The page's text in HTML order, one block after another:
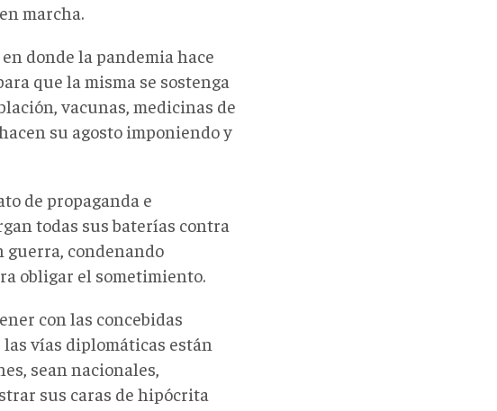
marcha.
donde la pandemia hace
que la misma se sostenga
vacunas, medicinas de
su agosto imponiendo y
de propaganda e
todas sus baterías contra
guerra, condenando
obligar el sometimiento.
con las concebidas
las vías diplomáticas están
sean nacionales,
sus caras de hipócrita